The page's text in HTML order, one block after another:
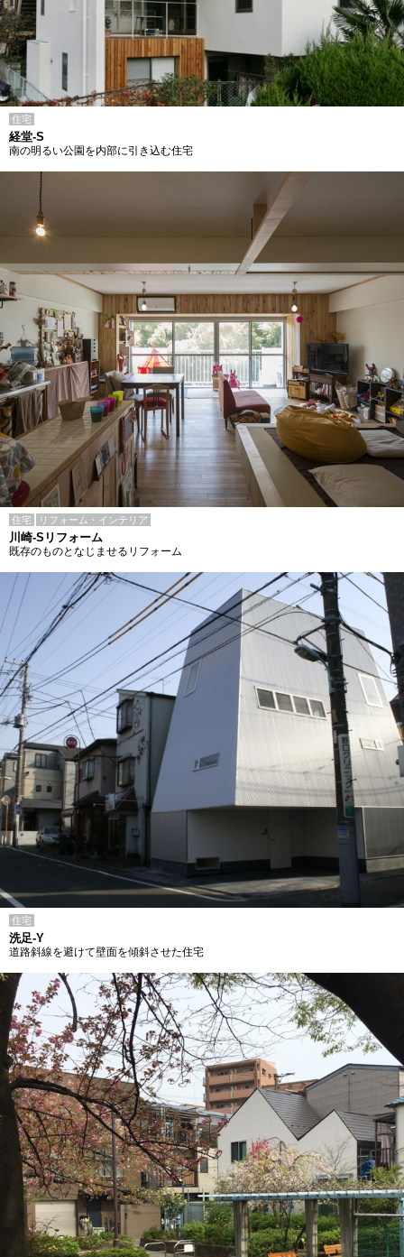
住宅
経堂-S
南の明るい公園を内部に引き込む住宅
住宅 リフォーム・インテリア
川崎-Sリフォーム
既存のものとなじませるリフォーム
住宅
洗足-Y
道路斜線を避けて壁面を傾斜させた住宅